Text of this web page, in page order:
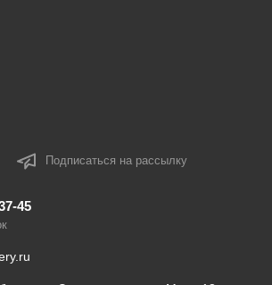
Подписаться на рассылку
45